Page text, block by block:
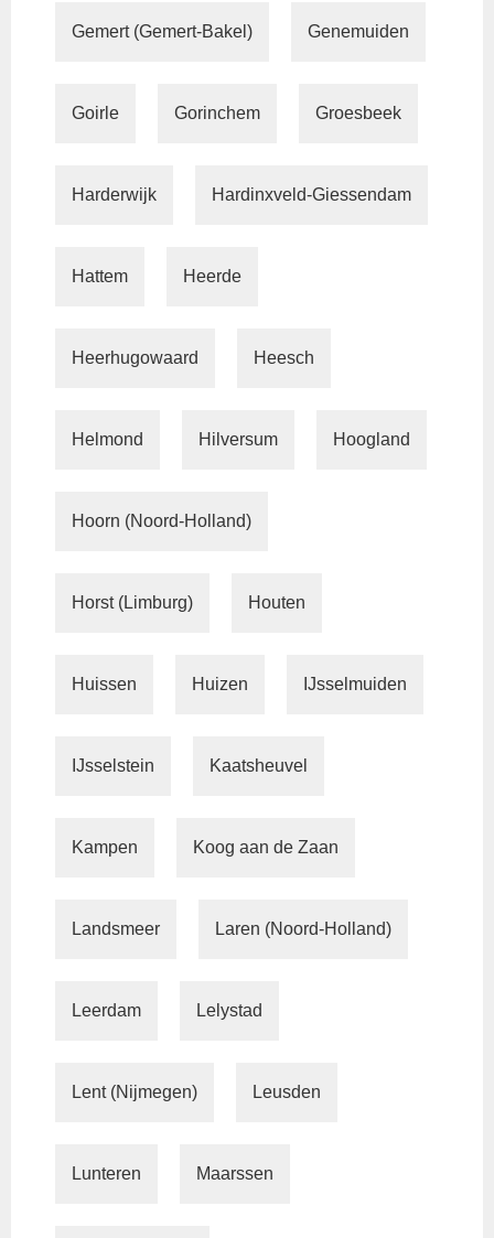
Gemert (Gemert-Bakel) Genemuiden
Goirle Gorinchem Groesbeek
Harderwijk Hardinxveld-Giessendam
Hattem Heerde
Heerhugowaard Heesch
Helmond Hilversum Hoogland
Hoorn (Noord-Holland)
Horst (Limburg) Houten
Huissen Huizen IJsselmuiden
IJsselstein Kaatsheuvel
Kampen Koog aan de Zaan
Landsmeer Laren (Noord-Holland)
Leerdam Lelystad
Lent (Nijmegen) Leusden
Lunteren Maarssen